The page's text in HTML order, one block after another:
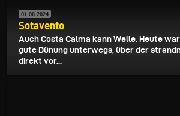
01.08.2024
Sotavento
Auch Costa Calma kann Welle. Heute
gute Dünung unterwegs, über der
direkt vor...